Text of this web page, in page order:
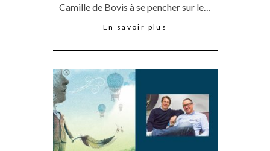
Camille de Bovis à se pencher sur le…
En savoir plus